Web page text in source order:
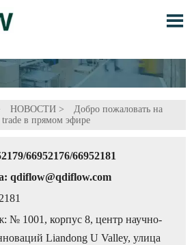

НОВОСТИ>
Добро пожаловать на
в прямом эфире
66952176/66952181
qdiflow@qdiflow.com
№ 1001, корпус 8, центр научно-
Liandong U Valley, улица